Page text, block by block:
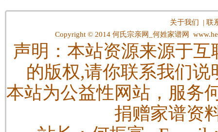
关于我们 |联
Copyright © 2014 何氏宗亲网_何姓家谱网
声明：本站资源来源于
的版权,请你联系我们
本站为公益性网站，服务
捐赠家谱资